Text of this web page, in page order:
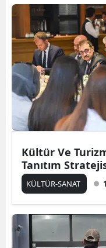
Kültür Ve
Tanıtım
KÜLTÜR-SANAT